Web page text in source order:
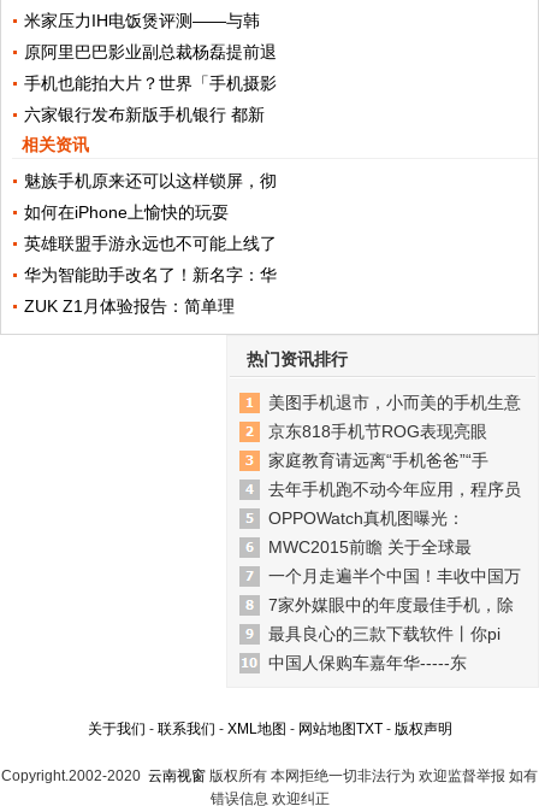
米家压力IH电饭煲评测——与韩
原阿里巴巴影业副总裁杨磊提前退
手机也能拍大片？世界「手机摄影
六家银行发布新版手机银行 都新
相关资讯
魅族手机原来还可以这样锁屏，彻
如何在iPhone上愉快的玩耍
英雄联盟手游永远也不可能上线了
华为智能助手改名了！新名字：华
ZUK Z1月体验报告：简单理
热门资讯排行
美图手机退市，小而美的手机生意
京东818手机节ROG表现亮眼
家庭教育请远离“手机爸爸”“手
去年手机跑不动今年应用，程序员
OPPOWatch真机图曝光：
MWC2015前瞻 关于全球最
一个月走遍半个中国！丰收中国万
7家外媒眼中的年度最佳手机，除
最具良心的三款下载软件丨你pi
中国人保购车嘉年华-----东
关于我们 - 联系我们 - XML地图 - 网站地图TXT- 版权声明
Copyright.2002-2020 云南视窗 版权所有 本网拒绝一切非法行为 欢迎监督举报 如有
错误信息 欢迎纠正